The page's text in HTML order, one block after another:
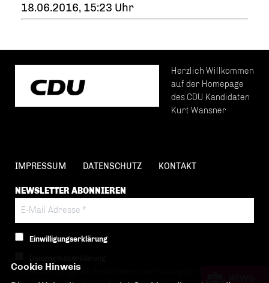
18.06.2016, 15:23 Uhr
Herzlich Willkommen
auf der Homepage
des CDU Kandidaten
Kurt Wansner
IMPRESSUM DATENSCHUTZ KONTAKT
NEWSLETTER ABONNIEREN
Einwilligungserklärung
Hiermit berechtige ich die CDU Berlin zur Nutzung der Daten im Sinn
Cookie Hinweis